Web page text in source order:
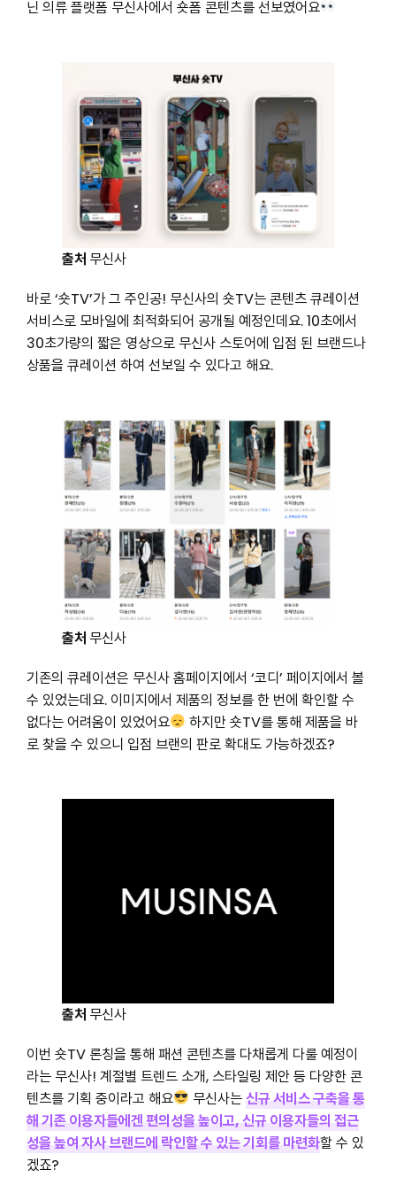
닌 의류 플랫폼 무신사에서 숏폼 콘텐츠를 선보였어요
출처 무신사
바로 ‘숏TV’가 그 주인공! 무신사의 숏TV는 콘텐츠 큐레이션
서비스로 모바일에 최적화되어 공개될 예정인데요. 10초에서
30초가량의 짧은 영상으로 무신사 스토어에 입점 된 브랜드나
상품을 큐레이션 하여 선보일 수 있다고 해요.
출처 무신사
기존의 큐레이션은 무신사 홈페이지에서 ‘코디’ 페이지에서 볼
수 있었는데요. 이미지에서 제품의 정보를 한 번에 확인할 수
없다는 어려움이 있었어요
하지만 숏TV를 통해 제품을 바
로 찾을 수 있으니 입점 브랜의 판로 확대도 가능하겠죠?
출처 무신사
이번 숏TV 론칭을 통해 패션 콘텐츠를 다채롭게 다룰 예정이
라는 무신사! 계절별 트렌드 소개, 스타일링 제안 등 다양한 콘
텐츠를 기획 중이라고 해요
무신사는신규 서비스 구축을 통
해 기존 이용자들에겐 편의성을 높이고, 신규 이용자들의 접근
성을 높여 자사 브랜드에 락인할 수 있는 기회를 마련화할 수 있
겠죠?